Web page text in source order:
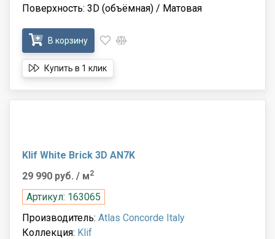
Поверхность: 3D (объёмная) / Матовая
В корзину
Купить в 1 клик
Klif White Brick 3D AN7K
29 990 руб. / м2
Артикул: 163065
Производитель: Atlas Concorde Italy
Коллекция: Klif